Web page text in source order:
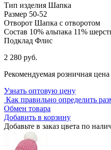
Тип изделия Шапка
Размер 50-52
Отворот Шапка с отворотом
Состав 10% альпака 11%
Подклад Флис
2 280 руб.
Рекомендуемая розничная цена
Узнать оптовую цену
Как правильно определить
Обмен товара
Добавить в корзину
Добавьте в заказ цвета по